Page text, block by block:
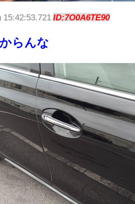
15:42:53.721ID:7O0A6TE90
らんな